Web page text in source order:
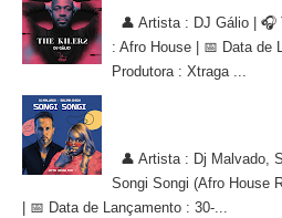
👤 Artista : DJ Gálio | 🎧
: Afro House | 📅 Data
Produtora : Xtraga ...
👤 Artista : Dj Malvado,
Songi Songi (Afro House
| 📅 Data de Lançamento : 30-...